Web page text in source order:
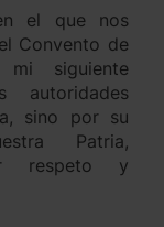
el que nos
Convento de
siguiente
autoridades
sino por su
Patria,
respeto y